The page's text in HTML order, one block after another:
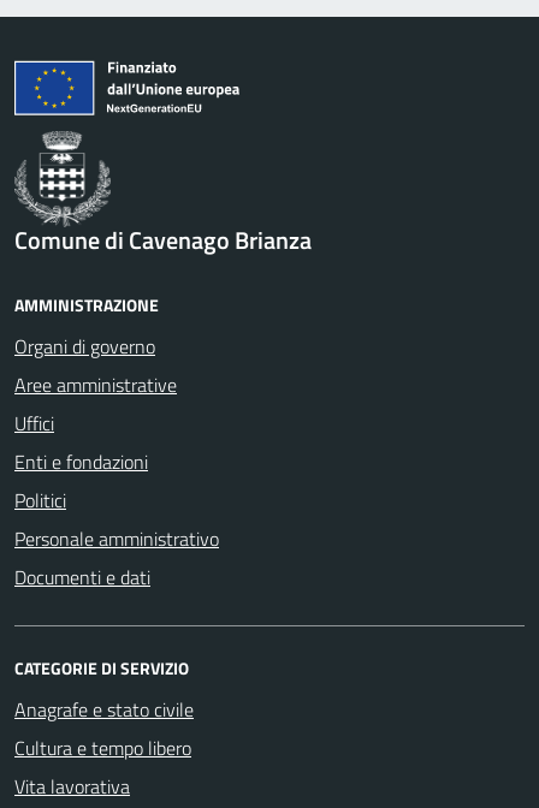
Comune di Cavenago Brianza
AMMINISTRAZIONE
Organi di governo
Aree amministrative
Uffici
Enti e fondazioni
Politici
Personale amministrativo
Documenti e dati
CATEGORIE DI SERVIZIO
Anagrafe e stato civile
Cultura e tempo libero
Vita lavorativa